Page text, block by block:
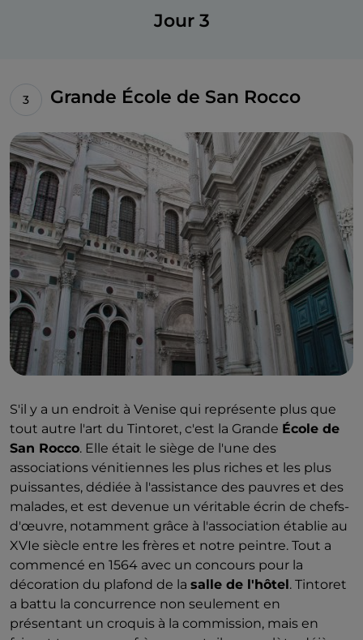
branches de palmier, des prophètes et des docteurs
vous rendre à la Scuola Grande di S. Rocco, prenez un
moment pour entrer également dans la
Stefano, où sont conservés d'autres chefs-d'œuvre
de l'artiste.
Jour 3
Grande École de San Rocco
S'il y a un endroit à Venise qui représente plus que
tout autre l'art du Tintoret, c'est la Grande École de
San Rocco. Elle était le siège de l'une des
associations vénitiennes les plus riches et les plus
puissantes, dédiée à l'assistance des pauvres et des
malades, et est devenue un véritable écrin de chefs-
d'œuvre, notamment grâce à l'association établie au
XVIe siècle entre les frères et notre peintre. Tout a
commencé en 1564 avec un concours pour la
décoration du plafond de la salle de l'hôtel. Tintoret
a battu la concurrence non seulement en
présentant un croquis à la commission, mais en